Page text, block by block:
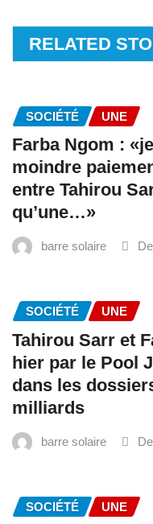
RELATED
SOCIÉTÉ UNE
Farba Ngom :
moindre
entre Tahirou
qu’une…»
barre solaire
SOCIÉTÉ UNE
Tahirou Sarr et
hier par le Pool
dans les
milliards
barre solaire
SOCIÉTÉ UNE